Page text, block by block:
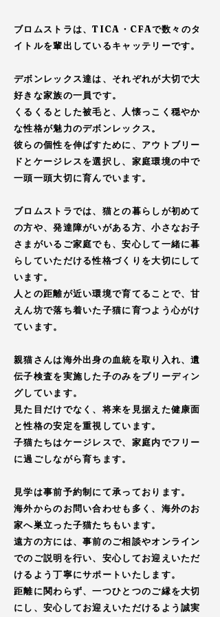
ブロムストラは、TICA・CFAで数々のタ
イトルを輩出しているキャッテリーです。​​
デボンレックス達は、それぞれが大切で大
好きな家族の一員です。
​くるくるとした被毛と、人懐っこく穏やか
な性格が魅力のデボンレックス。
彼らの個性を伸ばすために、アウトブリー
ドとケージレスを選択し、家庭環境の中で
一頭一頭大切に育んでいます。
ブロムストラでは、猫との暮らしが初めて
の方や、発達障がいがある方、小さなお子
さまがいるご家庭でも、安心して一緒に暮
らしていただける性格づくりを大切にして
います。
人との距離が近い環境で育てることで、甘
えん坊で落ち着いた子猫に育つよう心がけ
ています。
親猫さんは海外出身の血統を取り入れ、遺
伝子検査を実施した子のみをブリーディン
グしています。
見た目だけでなく、将来を見据えた健康面
と性格の安定を重視しています。
子猫たちはケージレスで、家庭内でフリー
に過ごしながら育ちます。
見学は事前予約制にて承っております。
海外からのお問い合わせも多く、海外のお
家へ巣立った子猫たちもいます。
遠方の方には、事前のご相談やオンライン
でのご説明を行い、安心してお迎えいただ
けるよう丁寧にサポートいたします。​
距離に関わらず、一つひとつのご縁を大切
にし、安心してお迎えいただけるよう誠実